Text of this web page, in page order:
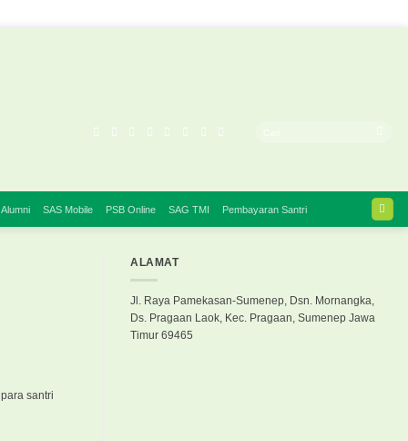
SAS Mobile PSB Online SAG TMI Pembayaran Santri
santri
ALAMAT
Jl. Raya Pamekasan-Sumenep, Dsn. Mornangka,
Ds. Pragaan Laok, Kec. Pragaan, Sumenep Jawa
Timur 69465